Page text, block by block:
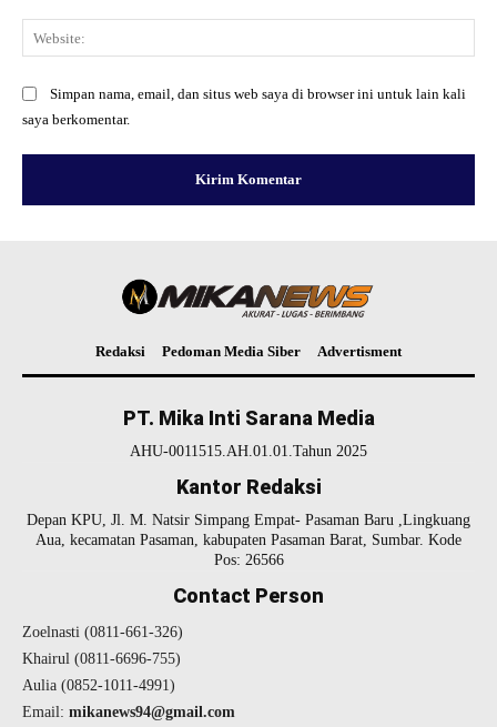
Simpan nama, email, dan situs web saya di browser ini untuk lain kali
saya berkomentar.
Redaksi Pedoman Media Siber Advertisment
PT. Mika Inti Sarana Media
AHU-0011515.AH.01.01.Tahun 2025
Kantor Redaksi
Depan KPU, Jl. M. Natsir Simpang Empat- Pasaman Baru ,Lingkuang
Aua, kecamatan Pasaman, kabupaten Pasaman Barat, Sumbar. Kode
Pos: 26566
Contact Person
Zoelnasti (0811-661-326)
Khairul (0811-6696-755)
Aulia (0852-1011-4991)
Email: mikanews94@gmail.com